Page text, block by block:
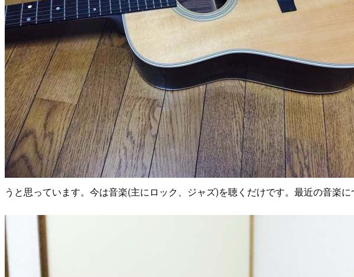
うと思っています。今は音楽(主にロック、ジャズ)を聴くだけです。最近の音楽